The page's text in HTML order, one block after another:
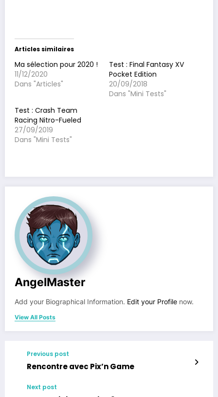
Articles similaires
Ma sélection pour 2020 !
11/12/2020
Dans "Articles"
Test : Final Fantasy XV
Pocket Edition
20/09/2018
Dans "Mini Tests"
Test : Crash Team
Racing Nitro-Fueled
27/09/2019
Dans "Mini Tests"
AngelMaster
Add your Biographical Information. Edit your Profile now.
View All Posts
Previous post
Rencontre avec Pix’n Game
Next post